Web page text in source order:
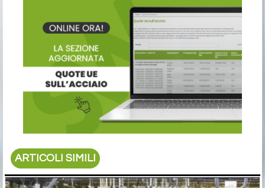
ARTICOLI SIMILI